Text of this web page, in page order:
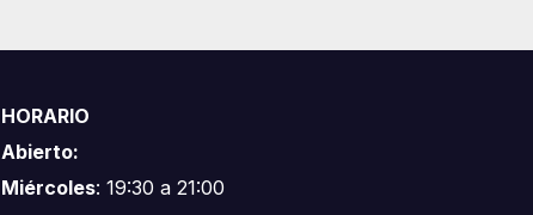
HORARIO
Abierto:
Miércoles: 19:30 a 21:00